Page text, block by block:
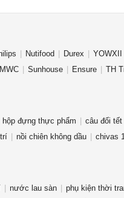
Nutifood Durex YOWXII
MWC Sunhouse Ensure TH
hộp đựng thực phẩm câu đối tết
nồi chiên không dầu chivas
nước lau sàn phụ kiện thời